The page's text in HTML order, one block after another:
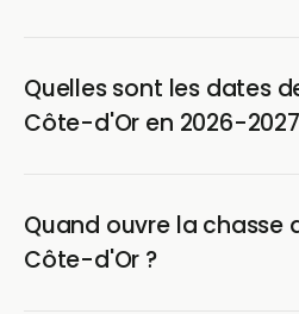
Quelles sont les dates
Côte-d'Or en 2026-
espèces, chacune avec sa
de fermeture fixée par arrêté
Quand ouvre la chasse
Côte-d'Or ?